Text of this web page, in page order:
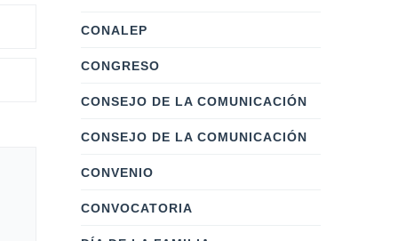
CONALEP
CONGRESO
CONSEJO DE LA COMUNICACIÓN
CONSEJO DE LA COMUNICACIÓN
CONVENIO
CONVOCATORIA